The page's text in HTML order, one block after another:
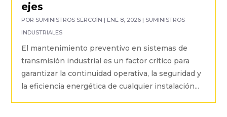
ejes
POR SUMINISTROS SERCOÍN | ENE 8, 2026 | SUMINISTROS
INDUSTRIALES
El mantenimiento preventivo en sistemas de
transmisión industrial es un factor crítico para
garantizar la continuidad operativa, la seguridad y
la eficiencia energética de cualquier instalación...